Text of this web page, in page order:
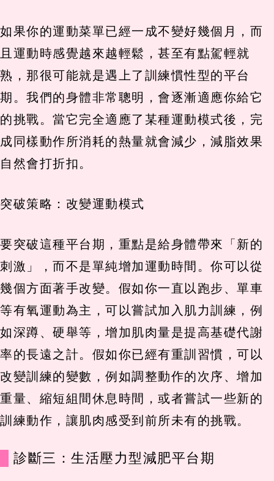
如果你的運動菜單已經一成不變好幾個月，而
且運動時感覺越來越輕鬆，甚至有點駕輕就
熟，那很可能就是遇上了訓練慣性型的平台
期。我們的身體非常聰明，會逐漸適應你給它
的挑戰。當它完全適應了某種運動模式後，完
成同樣動作所消耗的熱量就會減少，減脂效果
自然會打折扣。
突破策略：改變運動模式
要突破這種平台期，重點是給身體帶來「新的
刺激」，而不是單純增加運動時間。你可以從
幾個方面著手改變。假如你一直以跑步、單車
等有氧運動為主，可以嘗試加入肌力訓練，例
如深蹲、硬舉等，增加肌肉量是提高基礎代謝
率的長遠之計。假如你已經有重訓習慣，可以
改變訓練的變數，例如調整動作的次序、增加
重量、縮短組間休息時間，或者嘗試一些新的
訓練動作，讓肌肉感受到前所未有的挑戰。
診斷三：生活壓力型減肥平台期